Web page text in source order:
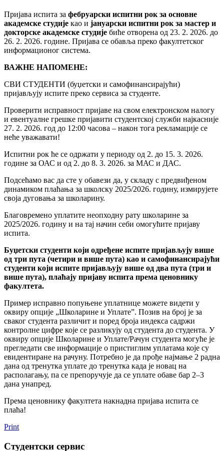
Пријава испита за фебруарски испитни рок за основне
академске студије као и јануарски испитни рок за мастер и
докторске академске студије биће отворена од 23. 2. 2026. до
26. 2. 2026. године. Пријава се обавља преко факултетског
информационог система.
ВАЖНЕ НАПОМЕНЕ:
СВИ СТУДЕНТИ (буџетски и самофинансирајући)
пријављују испите преко сервиса за студенте.
Проверити исправност пријаве на свом електронском налогу
и евентуалне грешке пријавити студентској служби најкасније
27. 2. 2026. год до 12:00 часова – након тога рекламације се
неће уважавати!
Испитни рок ће се одржати у периоду од 2. до 15. 3. 2026.
године за ОАС и од 2. до 8. 3. 2026. за МАС и ДАС.
Подсећамо вас да сте у обавези да, у складу с предвиђеном
динамиком плаћања за школску 2025/2026. годину, измирујете
своја дуговања за школарину.
Благовремено уплатите неопходну рату школарине за
2025/2026. годину и на тај начин себи омогућите пријаву
испита.
Буџетски студенти који одређене испите пријављују више
од три пута (четири и више пута) као и самофинансирајући
студенти који испите пријављују више од два пута (три и
више пута), плаћају пријаву испита према ценовнику
факултета.
Пример исправно попуњене уплатнице можете видети у
оквиру опције „Школарине и Уплате”. Позив на број је за
сваког студента различит и поред броја индекса садржи
контролне цифре које се разликују од студента до студента. У
оквиру опције Школарине и Уплате/Рачун студента могуће је
прегледати све информације о пристиглим уплатама које су
евидентиране на рачуну. Потребно је да прође најмање 2 раднa
данa од тренутка уплате до тренутка када је новац на
располагању, па се препоручује да се уплате обаве бар 2–3
дана унапред.
Према ценовнику факултета накнадна пријава испита се
плаћа!
Print
Студентски сервис